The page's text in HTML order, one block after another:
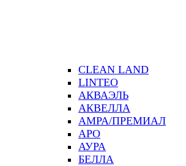
CLEAN LAND
LINTEO
АКВАЭЛЬ
АКВЕЛЛА
АМРА/ПРЕМИАЛ
АРО
АУРА
БЕЛЛА